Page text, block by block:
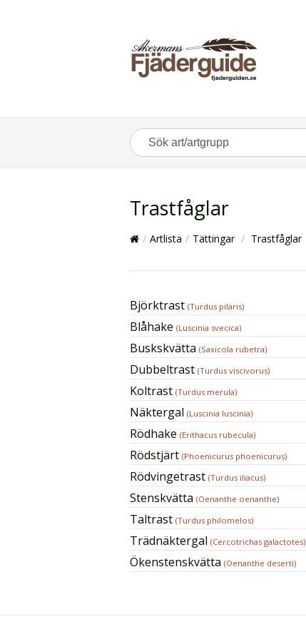
Trastfåglar
/ Artlista / Tättingar / Trastfåglar
Björktrast (Turdus pilaris)
Blåhake (Luscinia svecica)
Buskskvätta (Saxicola rubetra)
Dubbeltrast (Turdus viscivorus)
Koltrast (Turdus merula)
Näktergal (Luscinia luscinia)
Rödhake (Erithacus rubecula)
Rödstjärt (Phoenicurus phoenicurus)
Rödvingetrast (Turdus iliacus)
Stenskvätta (Oenanthe oenanthe)
Taltrast (Turdus philomelos)
Trädnäktergal (Cercotrichas galactotes)
Ökenstenskvätta (Oenanthe deserti)